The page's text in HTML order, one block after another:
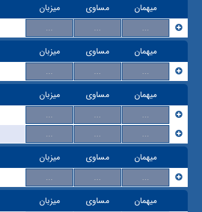
میزبان مساوی
میهمان
... ...
...
میزبان مساوی
میهمان
... ...
...
میزبان مساوی
میهمان
... ...
...
... ...
...
میزبان مساوی
میهمان
... ...
...
میزبان مساوی
میهمان